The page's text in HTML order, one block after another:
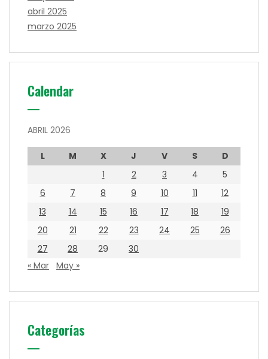
abril 2025
marzo 2025
Calendar
ABRIL 2026
L M X J V S
D
1
2 3 4
5
6
7 8 9 10 11
12
13
14 15 16 17 18
19
20
21 22 23 24 25
26
27
28 29
30
« Mar May »
Categorías